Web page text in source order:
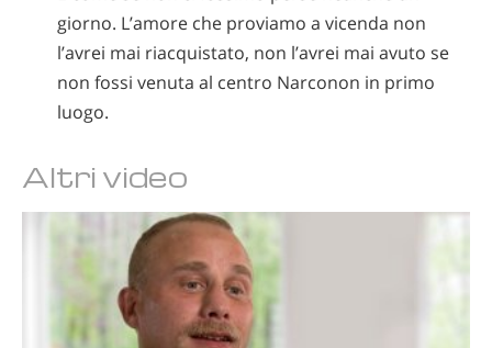
giorno. L’amore che proviamo a vicenda non
l’avrei mai riacquistato, non l’avrei mai avuto se
non fossi venuta al centro Narconon in primo
luogo.
Altri video